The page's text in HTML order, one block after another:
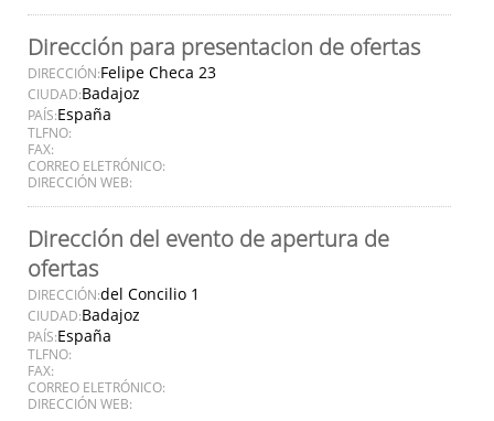
Dirección para presentacion de ofertas
DIRECCIÓN:Felipe Checa 23
CIUDAD:Badajoz
PAÍS:España
TLFNO:
FAX:
CORREO ELETRÓNICO:
DIRECCIÓN WEB:
Dirección del evento de apertura de
ofertas
DIRECCIÓN:del Concilio 1
CIUDAD:Badajoz
PAÍS:España
TLFNO:
FAX:
CORREO ELETRÓNICO:
DIRECCIÓN WEB: